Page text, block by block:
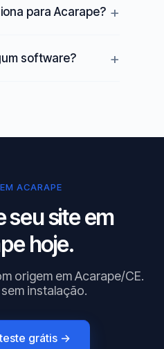
para Acarape?
software?
ACARAPE
seu site em
hoje.
origem em Acarape/CE.
instalação.
grátis →